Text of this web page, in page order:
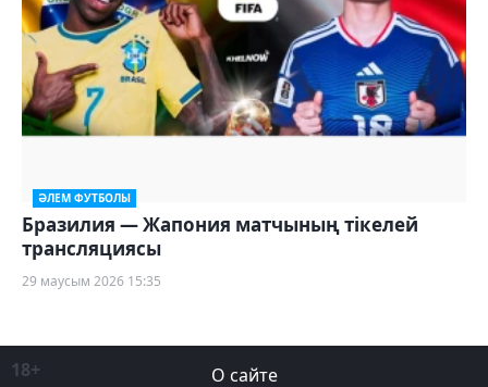
ӘЛЕМ ФУТБОЛЫ
Бразилия — Жапония матчының тікелей
трансляциясы
29 маусым 2026 15:35
18+ О сайте